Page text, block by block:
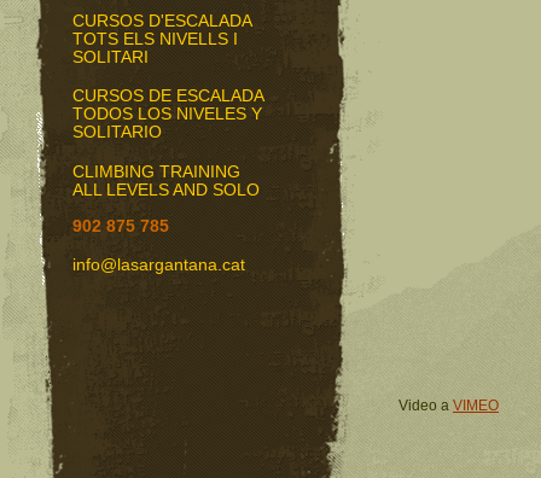
CURSOS D'ESCALADA
TOTS ELS NIVELLS I
SOLITARI
CURSOS DE ESCALADA
TODOS LOS NIVELES Y
SOLITARIO
CLIMBING TRAINING
ALL LEVELS AND SOLO
902 875 785
info@lasargantana.cat
Video a VIMEO